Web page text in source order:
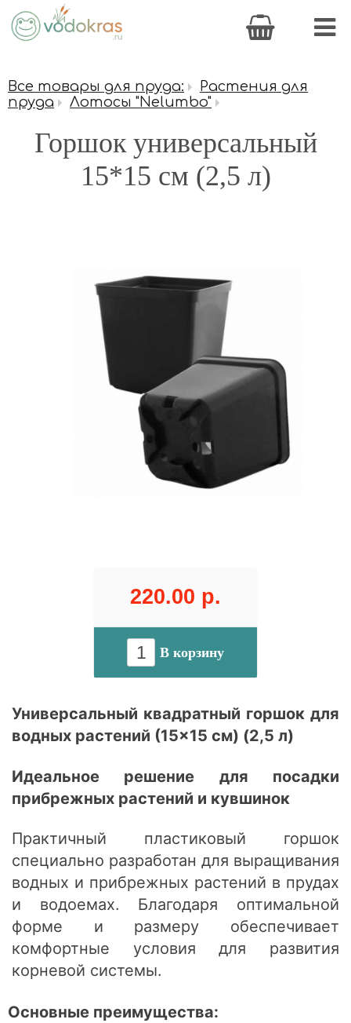
Все товары для пруда:
Растения для
пруда
Лотосы "Nelumbo"
Горшок универсальный
15*15 см (2,5 л)
220.00 р.
В корзину
Универсальный квадратный горшок для
водных растений (15×15 см) (2,5 л)
Идеальное решение для посадки
прибрежных растений и кувшинок
Практичный пластиковый горшок
специально разработан для выращивания
водных и прибрежных растений в прудах
и водоемах. Благодаря оптимальной
форме и размеру обеспечивает
комфортные условия для развития
корневой системы.
Основные преимущества: